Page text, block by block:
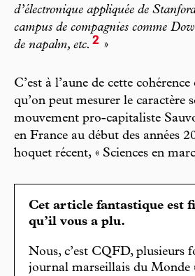
d’électronique appliquée de
campus de compagnies comme
de napalm, etc. 2 »
C’est à l’aune de cette
qu’on peut mesurer le caractère
mouvement pro-capitaliste
en France au début des années
hoquet récent, « Sciences en
Cet article fantastique est
qu’il vous a plu.
Nous, c’est CQFD, plusieurs
journal marseillais du Monde